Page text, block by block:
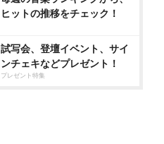
ヒットの推移をチェック！
試写会、登壇イベント、サイ
ンチェキなどプレゼント！
プレゼント特集